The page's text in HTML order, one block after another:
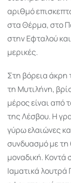
αριθμό
στα Θέρμα, στο
στην Εφταλού
μερικές.
Στη βόρεια άκρη
τη Μυτιλήνη,
μέρος είναι από
της Λέσβου. Η
γύρω ελαιώνες
συνδυασμό με τη
μοναδική. Κοντά
Ιαματικά λουτρά